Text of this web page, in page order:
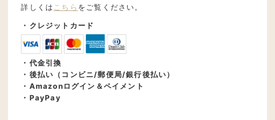
詳しくは こちら をご覧ください。
・クレジットカード
・代金引換
・後払い（コンビニ/郵便局/銀行後払い）
・Amazonログイン＆ペイメント
・PayPay